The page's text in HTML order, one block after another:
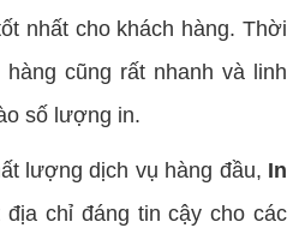
nhất cho khách hàng. Thời
cũng rất nhanh và linh
số lượng in.
lượng dịch vụ hàng đầu, In
địa chỉ đáng tin cậy cho các